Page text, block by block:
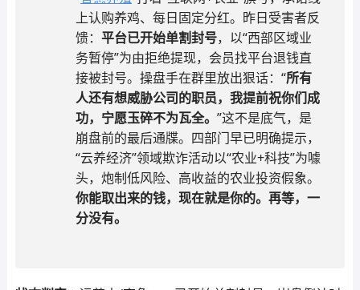
上认购养鸡、每日固定分红。昨日受害者反
馈： 平台已开始单割封号，以“西部区域业
务暂停”为由拒绝提现，会员找平台退钱直
接被封号。操盘手在群里放出狠话：“所有
人还有想威胁公司的职员，我提前祝你们成
功，宁愿玉碎不为瓦全。 ”这不是底气，是
崩盘前的最后通牒。四部门早已明确提示，
“云养经济”领域欺诈活动以“农业+科技”为噱
头，炮制低风险、高收益的农业投资假象。
你能取出来的钱，现在就是你的。再等，一
分没有。